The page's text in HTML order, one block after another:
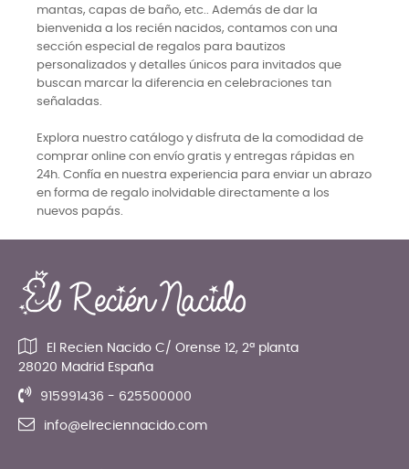
mantas, capas de baño, etc.. Además de dar la
bienvenida a los recién nacidos, contamos con una
sección especial de regalos para bautizos
personalizados y detalles únicos para invitados que
buscan marcar la diferencia en celebraciones tan
señaladas.
Explora nuestro catálogo y disfruta de la comodidad de
comprar online con envío gratis y entregas rápidas en
24h. Confía en nuestra experiencia para enviar un abrazo
en forma de regalo inolvidable directamente a los
nuevos papás.
El Recien Nacido C/ Orense 12, 2ª planta
28020 Madrid España
915991436 - 625500000
info@elreciennacido.com